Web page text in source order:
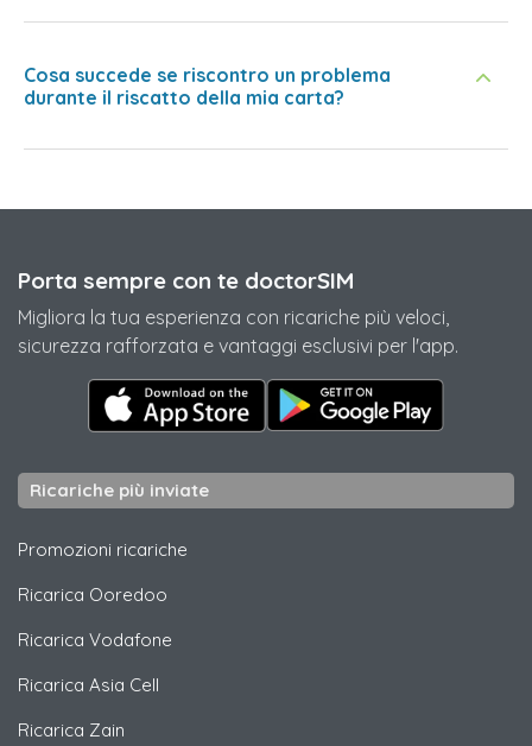
Cosa succede se riscontro un problema
durante il riscatto della mia carta?
Porta sempre con te doctorSIM
Migliora la tua esperienza con ricariche più veloci,
sicurezza rafforzata e vantaggi esclusivi per l'app.
Ricariche più inviate
Promozioni ricariche
Ricarica Ooredoo
Ricarica Vodafone
Ricarica Asia Cell
Ricarica Zain